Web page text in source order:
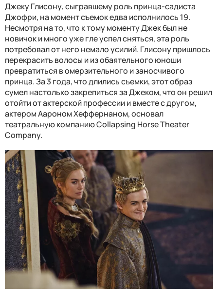
Джеку Глисону, сыгравшему роль принца-садиста
Джофри, на момент съемок едва исполнилось 19.
Несмотря на то, что к тому моменту Джек был не
новичок и много уже гле успел сняться, эта роль
потребовал от него немало усилий. Глисону пришлось
перекрасить волосы и из обаятельного юноши
превратиться в омерзительного и заносчивого
принца. За 3 года, что длились съемки, этот образ
сумел настолько закрепиться за Джеком, что он решил
отойти от актерской профессии и вместе с другом,
актером Аароном Хеффернаном, основал
театральную компанию Collapsing Horse Theater
Company.